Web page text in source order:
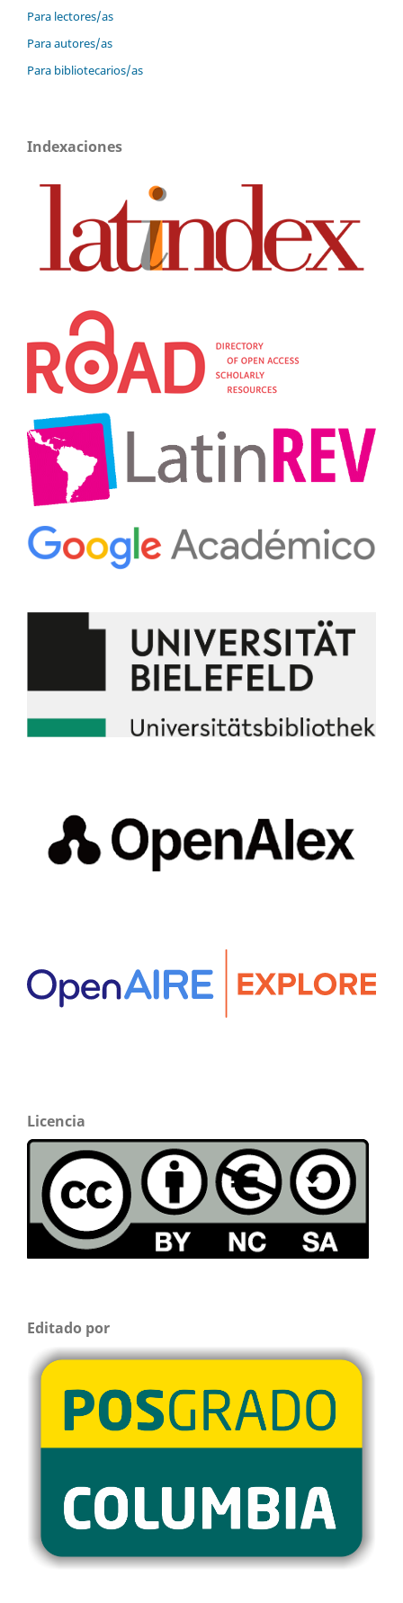
Para lectores/as
Para autores/as
Para bibliotecarios/as
Indexaciones
Licencia
Editado por